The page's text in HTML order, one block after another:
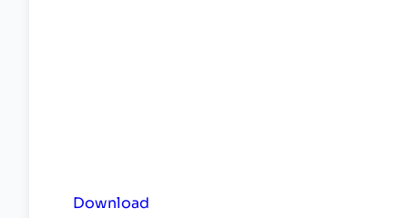
Download